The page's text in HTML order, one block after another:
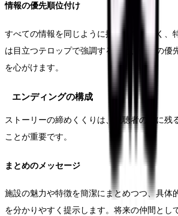
情報の優先順位付け
すべての情報を同じように扱うのではなく、
は目立つテロップで強調するなど、情報の優
を心がけます。
エンディングの構成
ストーリーの締めくくりは、視聴者の心に残
ことが重要です。
まとめのメッセージ
施設の魅力や特徴を簡潔にまとめつつ、具体
を分かりやすく提示します。将来の仲間とし